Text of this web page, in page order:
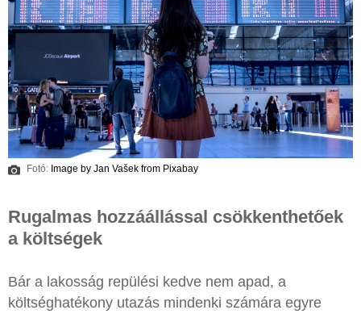
Fotó: Image by Jan Vašek from Pixabay
Rugalmas hozzáállással csökkenthetőek
a költségek
Bár a lakosság repülési kedve nem apad, a
költséghatékony utazás mindenki számára egyre